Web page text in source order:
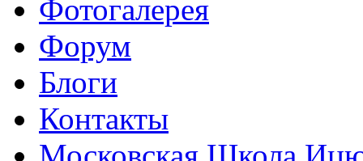
Фотогалерея
Форум
Блоги
Контакты